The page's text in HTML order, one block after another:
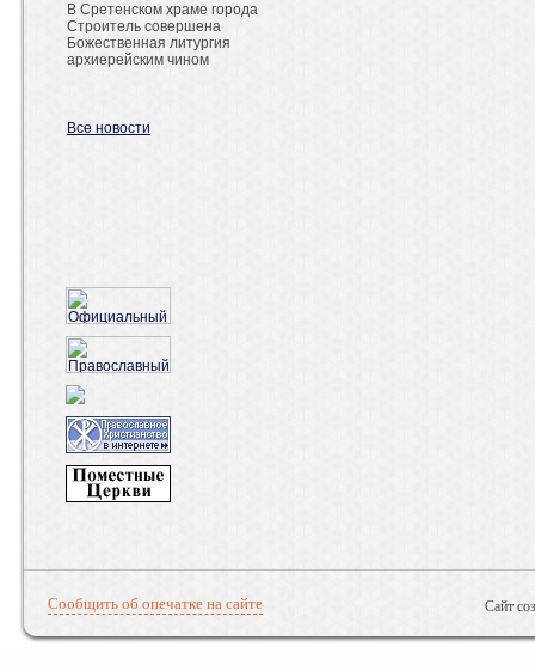
В Сретенском храме города
Строитель совершена
Божественная литургия
архиерейским чином
Все новости
Сообщить об опечатке на сайте Сайт